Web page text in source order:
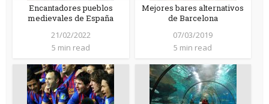
Encantadores pueblos
medievales de España
21/02/2022
5 min read
Mejores bares alternativos
de Barcelona
07/03/2019
5 min read